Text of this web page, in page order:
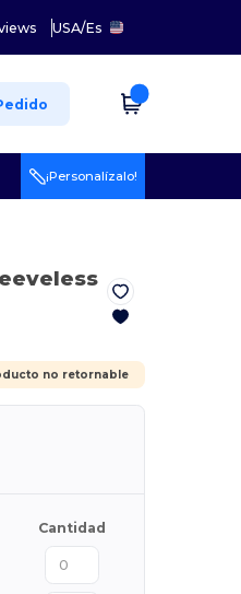
USA/Es
¡Personalízalo!
no retornable
Cantidad